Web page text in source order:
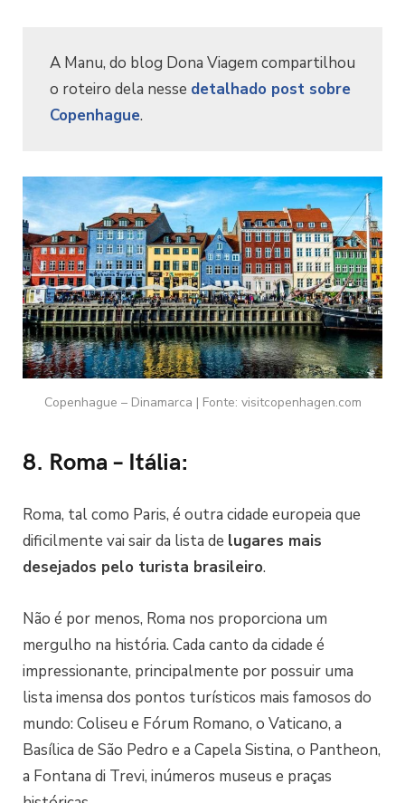
A Manu, do blog Dona Viagem compartilhou
o roteiro dela nesse detalhado post sobre
Copenhague.
Copenhague – Dinamarca | Fonte: visitcopenhagen.com
8. Roma – Itália:
Roma, tal como Paris, é outra cidade europeia que
dificilmente vai sair da lista de lugares mais
desejados pelo turista brasileiro.
Não é por menos, Roma nos proporciona um
mergulho na história. Cada canto da cidade é
impressionante, principalmente por possuir uma
lista imensa dos pontos turísticos mais famosos do
mundo: Coliseu e Fórum Romano, o Vaticano, a
Basílica de São Pedro e a Capela Sistina, o Pantheon,
a Fontana di Trevi, inúmeros museus e praças